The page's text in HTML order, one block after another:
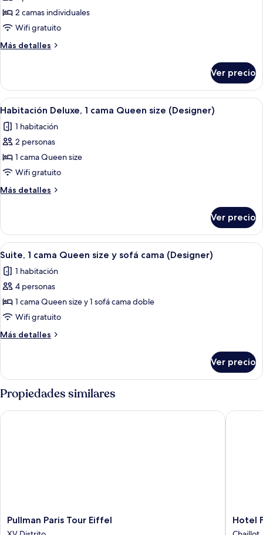
Habitación
superior,
camas
2 camas individuales
Wifi gratuito
Más detalles
Más
superior,
camas
Ver precio
Abrir
todas
las
fotos
de
Habitación
Deluxe,
1
Queen
size
(Designer)
Una habitación de hotel con una
2
Habitación Deluxe, 1 cama Queen size (Designer)
1 habitación
2 personas
1 cama Queen size
Wifi gratuito
Más detalles
Más
Deluxe,
cama
size
(Designer)
Ver precio
Abrir
todas
las
fotos
de
Suite,
1
cama
size
y
sofá
cama
Cama doble con cabecera, dos
4
Suite, 1 cama Queen size y sofá cama (Designer)
1 habitación
4 personas
1 cama Queen size y 1 sofá cama doble
Wifi gratuito
Más detalles
Más
1
Queen
y
Ver precio
Propiedades similares
Pullman
Paris
Pullman Paris Tour Eiffel
Pullman Paris Tour Eiffel
Hotel
Floride
Hotel
Hotel